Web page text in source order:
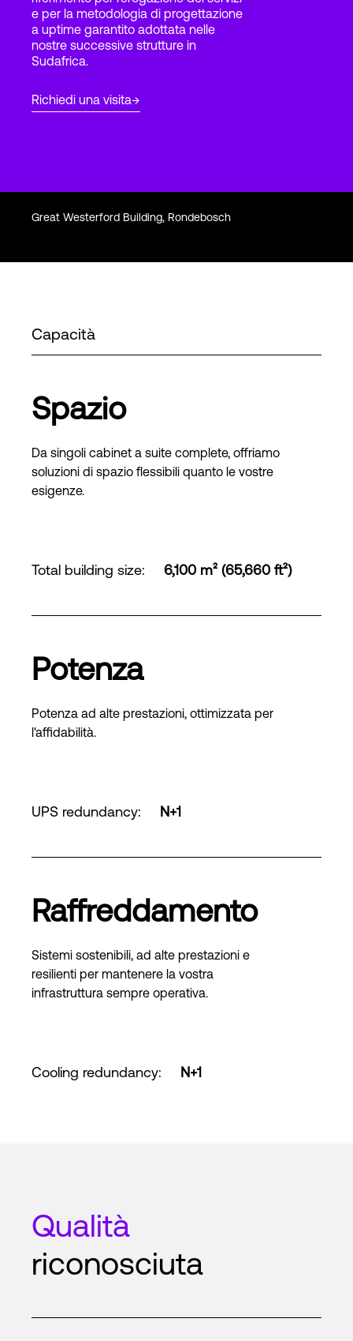
Accesso
e per la metodologia di progettazione
a uptime garantito adottata nelle
nostre successive strutture in
Sudafrica.
Richiedi una visita
Great Westerford Building, Rondebosch
Capacità
Spazio
Da singoli cabinet a suite complete, offriamo
soluzioni di spazio flessibili quanto le vostre
esigenze.
Total building size: 6,100 m² (65,660 ft²)
Potenza
Potenza ad alte prestazioni, ottimizzata per
l'affidabilità.
UPS redundancy: N+1
Raffreddamento
Sistemi sostenibili, ad alte prestazioni e
resilienti per mantenere la vostra
infrastruttura sempre operativa.
Cooling redundancy: N+1
Qualità
riconosciuta